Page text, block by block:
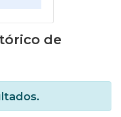
de